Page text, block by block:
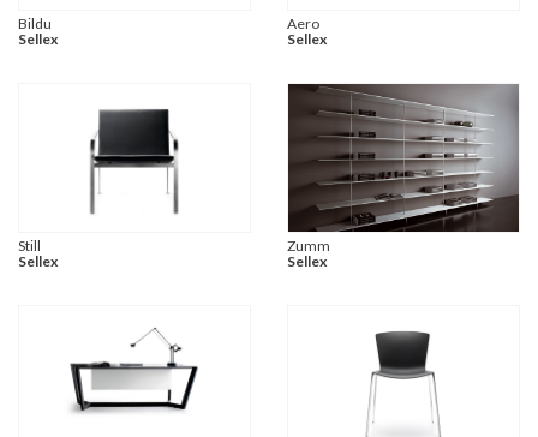
Bildu
Sellex
Aero
Sellex
Still
Sellex
Zumm
Sellex